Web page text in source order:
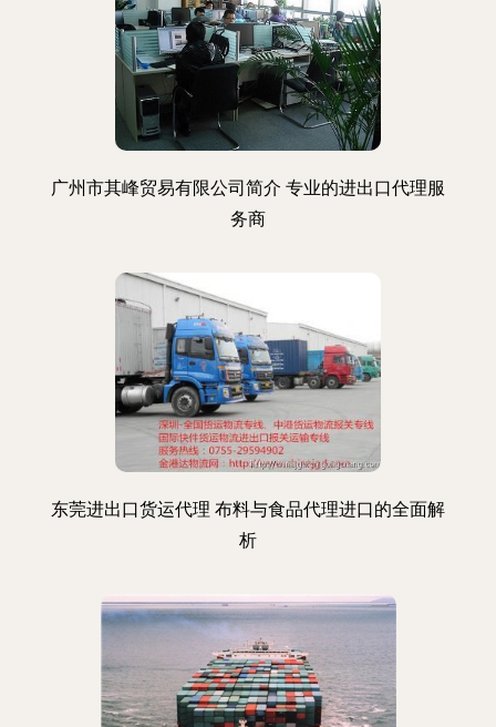
广州市其峰贸易有限公司简介 专业的进出口代理服
务商
东莞进出口货运代理 布料与食品代理进口的全面解
析